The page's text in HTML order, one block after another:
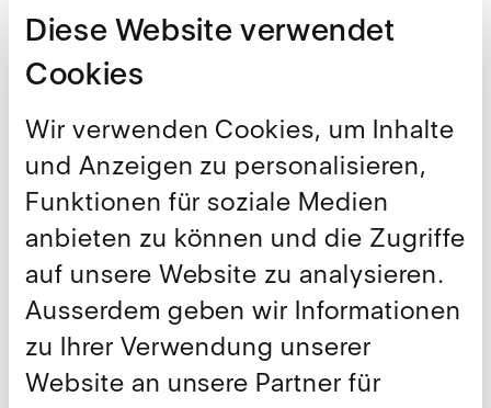
Diese Website verwendet
Cookies
Wir verwenden Cookies, um Inhalte
und Anzeigen zu personalisieren,
Funktionen für soziale Medien
anbieten zu können und die Zugriffe
auf unsere Website zu analysieren.
Ausserdem geben wir Informationen
zu Ihrer Verwendung unserer
Website an unsere Partner für
Warum Reformen der Altersvorsorge politisch einen schweren
Wie man sich am besten über Abstimmungsthemen informiert.
Weiterführende Links
Hier finden Sie den Podcast
Teilen
Weitere Publikationen
Alle anzeigen